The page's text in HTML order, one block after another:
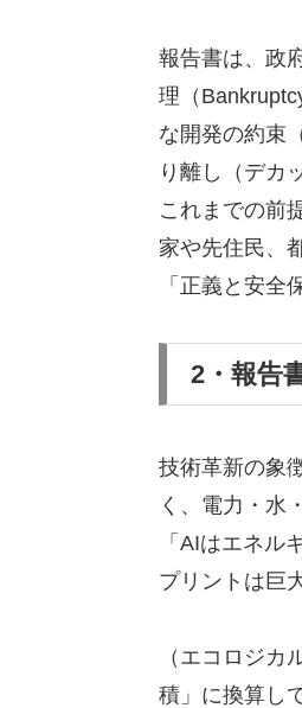
報告書は、政
理（
な開発の約束
り離し（デカ
これまでの前
家や先住民、
「正義と安全
2・報告
技術革新の象
く、電力・水
「AIはエネル
プリントは巨
（エコロジ
積」に換算し